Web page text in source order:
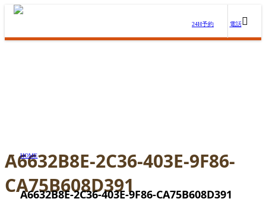
24H予約 電話
A6632B8E-2C36-403E-9F86-
CA75B608D391
HOME
A6632B8E-2C36-403E-9F86-CA75B608D391